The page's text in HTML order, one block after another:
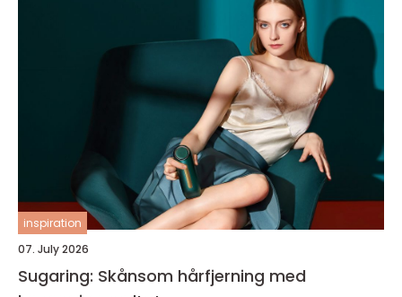
inspiration
07. July 2026
Sugaring: Skånsom hårfjerning med